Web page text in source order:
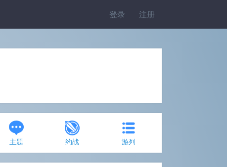
登录 注册
主题 约战 游列